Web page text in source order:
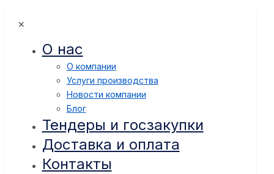
✕
О нас
О компании
Услуги производства
Новости компании
Блог
Тендеры и госзакупки
Доставка и оплата
Контакты